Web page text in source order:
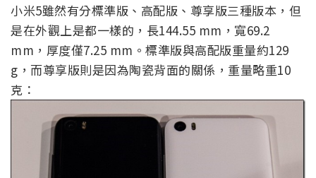
小米5雖然有分標準版、高配版、尊享版三種版本，但
是在外觀上是都一樣的，長144.55 mm，寬69.2
mm，厚度僅7.25 mm。標準版與高配版重量約129
g，而尊享版則是因為陶瓷背面的關係，重量略重10
克：